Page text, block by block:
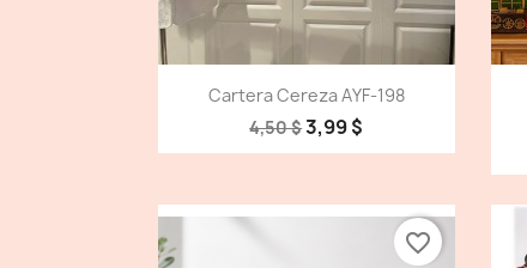
Vista detallada
Cartera Cereza AYF-198
4,50 $3,99 $
favorite_border